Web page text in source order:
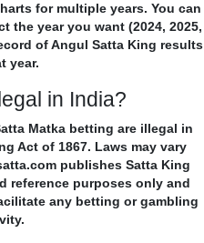
for multiple years. You can
the year you want (2024, 2025,
of Angul Satta King results
year.
in India?
Matka betting are illegal in
Act of 1867. Laws may vary
publishes Satta King
reference purposes only and
any betting or gambling